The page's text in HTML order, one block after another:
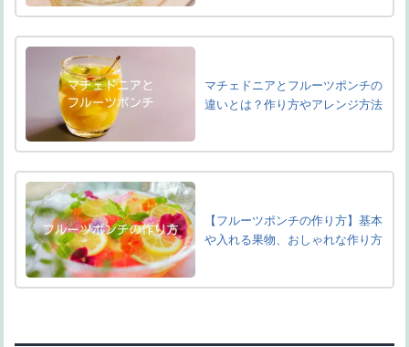
マチェドニアとフルーツポンチの
違いとは？作り方やアレンジ方法
【フルーツポンチの作り方】基本
や入れる果物、おしゃれな作り方